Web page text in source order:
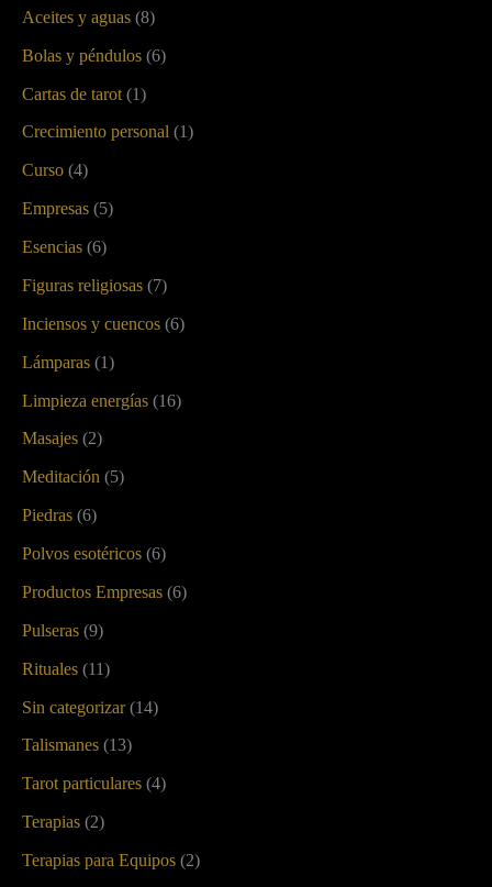
Aceites y aguas (8)
Bolas y péndulos (6)
Cartas de tarot (1)
Crecimiento personal (1)
Curso (4)
Empresas (5)
Esencias (6)
Figuras religiosas (7)
Inciensos y cuencos (6)
Lámparas (1)
Limpieza energías (16)
Masajes (2)
Meditación (5)
Piedras (6)
Polvos esotéricos (6)
Productos Empresas (6)
Pulseras (9)
Rituales (11)
Sin categorizar (14)
Talismanes (13)
Tarot particulares (4)
Terapias (2)
Terapias para Equipos (2)